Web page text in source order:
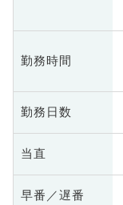
勤務時間
勤務日数
当直
早番／遅番